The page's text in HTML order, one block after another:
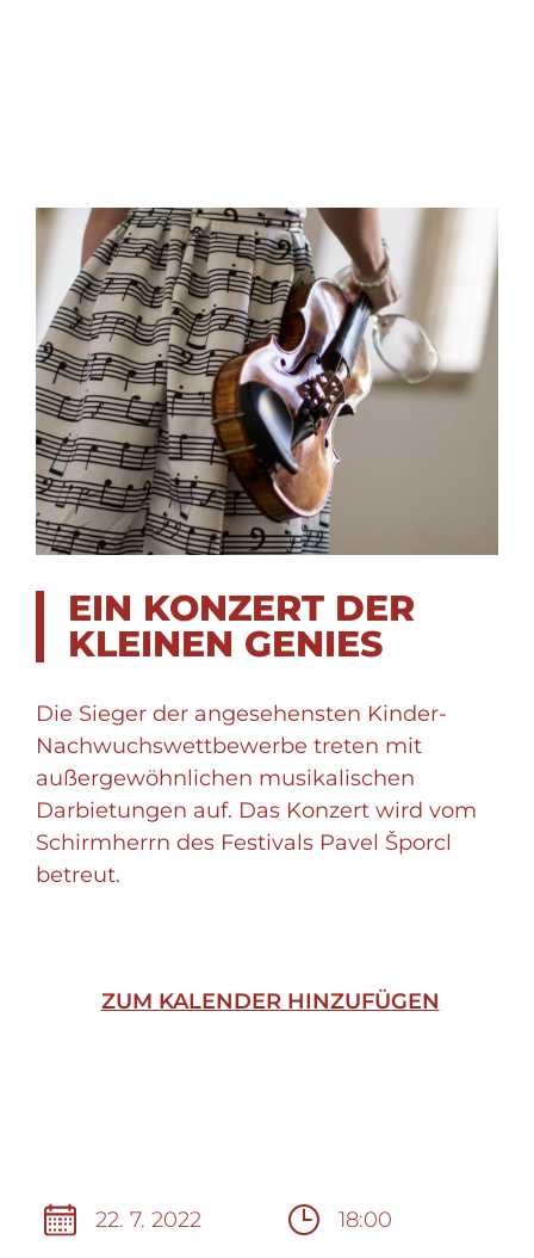
EIN KONZERT DER
KLEINEN GENIES
Die Sieger der angesehensten Kinder-
Nachwuchswettbewerbe treten mit
außergewöhnlichen musikalischen
Darbietungen auf. Das Konzert wird vom
Schirmherrn des Festivals Pavel Šporcl
betreut.
ZUM KALENDER HINZUFÜGEN
22. 7. 2022 18:00